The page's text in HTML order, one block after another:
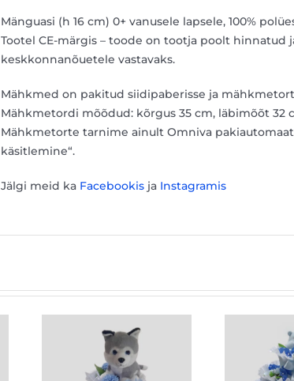
Mänguasi (h 16 cm) 0+ vanusele lapsele, 100%
Tootel CE-märgis – toode on tootja poolt hinnatud
keskkonnanõuetele vastavaks.
Mähkmed on pakitud siidipaberisse ja
Mähkmetordi mõõdud: kõrgus 35 cm, läbimõõt 32
Mähkmetorte tarnime ainult Omniva
käsitlemine“.
Jälgi meid ka Facebookisja Instagramis